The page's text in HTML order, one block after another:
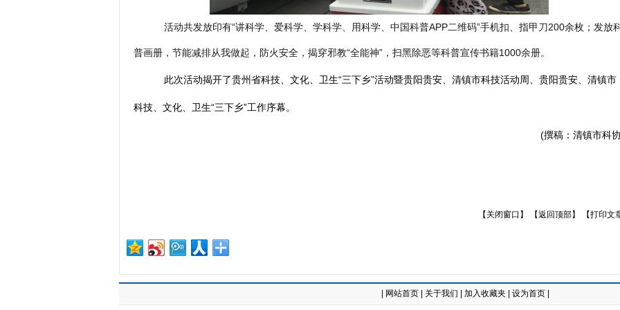
活动共发放印有“讲科学、爱科学、学科学、用科学、中国科普APP二维码”手机扣、指甲刀200余枚；发放
普画册，节能减排从我做起，防火安全，揭穿邪教“全能神”，扫黑除恶等科普宣传书籍1000余册。
此次活动揭开了贵州省科技、文化、卫生“三下乡”活动暨贵阳贵安、清镇市科技活动周、贵阳贵安、清镇市
科技、文化、卫生“三下乡”工作序幕。
(撰稿：清镇市科
【关闭窗口】 【返回顶部】 【打印文